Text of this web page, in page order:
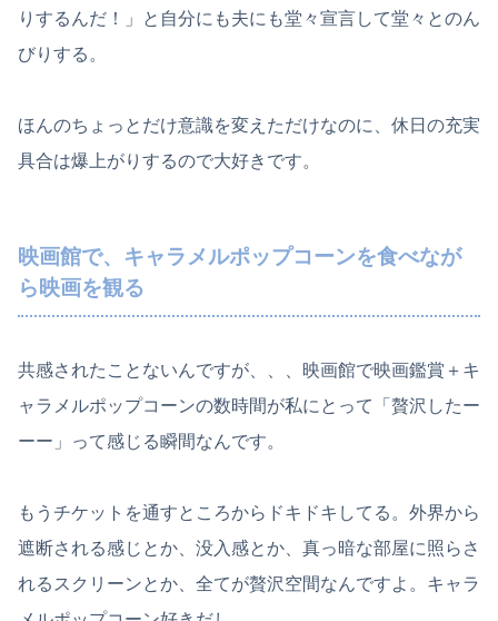
りするんだ！」と自分にも夫にも堂々宣言して堂々とのん
びりする。
ほんのちょっとだけ意識を変えただけなのに、休日の充実
具合は爆上がりするので大好きです。
映画館で、キャラメルポップコーンを食べなが
ら映画を観る
共感されたことないんですが、、、映画館で映画鑑賞＋キ
ャラメルポップコーンの数時間が私にとって「贅沢したー
ーー」って感じる瞬間なんです。
もうチケットを通すところからドキドキしてる。外界から
遮断される感じとか、没入感とか、真っ暗な部屋に照らさ
れるスクリーンとか、全てが贅沢空間なんですよ。キャラ